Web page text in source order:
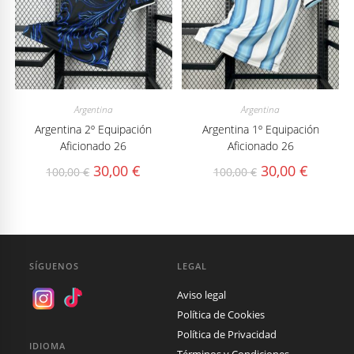
Argentina
Argentina 2º Equipación
Aficionado 26
100,00€ El
precio
30,00€
Argentina
Argentina 1º Equipación
Aficionado 26
100,00€ El
precio
30,00 €El
precio
SÍGUENOS
IDIOMA
LEGAL
Aviso legal
Política de Cookies
Política de Privacidad